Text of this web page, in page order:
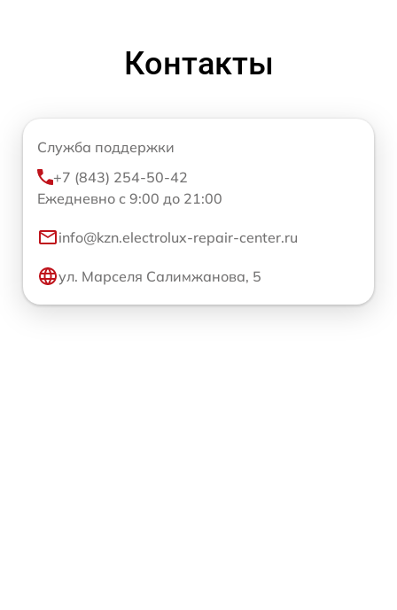
Контакты
Служба поддержки
+7 (843) 254-50-42
Ежедневно с 9:00 до 21:00
info@kzn.electrolux-repair-center.ru
ул. Марселя Салимжанова, 5